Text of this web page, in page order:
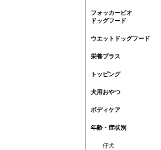
フォッカービオ
ドッグフード
ウエットドッグフード
栄養プラス
トッピング
犬用おやつ
ボディケア
年齢・症状別
仔犬